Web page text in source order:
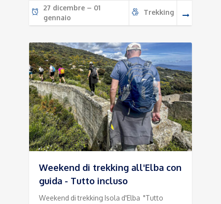
799,00€.
27 dicembre – 01
gennaio
Trekking
Weekend di trekking all'Elba con
guida - Tutto incluso
Weekend di trekking Isola d'Elba "Tutto